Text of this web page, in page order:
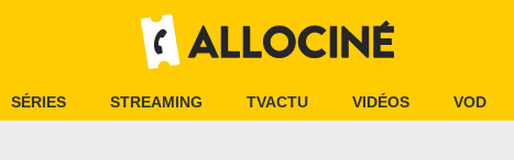
SÉRIES STREAMING TVACTU VIDÉOS VOD